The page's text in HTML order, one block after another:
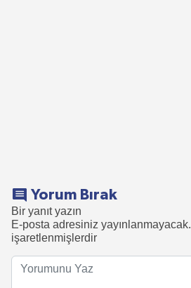
Yorum Bırak
Bir yanıt yazın
E-posta adresiniz yayınlanmayacak.
işaretlenmişlerdir